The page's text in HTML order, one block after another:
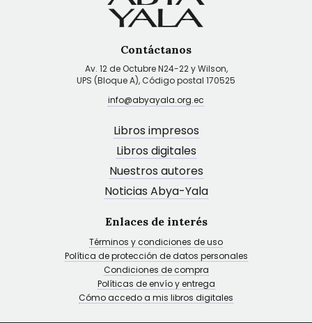
Contáctanos
Av. 12 de Octubre N24-22 y Wilson,
UPS (Bloque A), Código postal 170525
info@abyayala.org.ec
Libros impresos
Libros digitales
Nuestros autores
Noticias Abya-Yala
Enlaces de interés
Términos y condiciones de uso
Política de protección de datos personales
Condiciones de compra
Políticas de envío y entrega
Cómo accedo a mis libros digitales